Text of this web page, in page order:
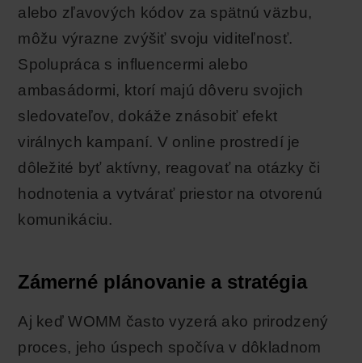
alebo zľavových kódov za spätnú väzbu,
môžu výrazne zvýšiť svoju viditeľnosť.
Spolupráca s influencermi alebo
ambasádormi, ktorí majú dôveru svojich
sledovateľov, dokáže znásobiť efekt
virálnych kampaní. V online prostredí je
dôležité byť aktívny, reagovať na otázky či
hodnotenia a vytvárať priestor na otvorenú
komunikáciu.
Zámerné plánovanie a stratégia
Aj keď WOMM často vyzerá ako prirodzený
proces, jeho úspech spočíva v dôkladnom